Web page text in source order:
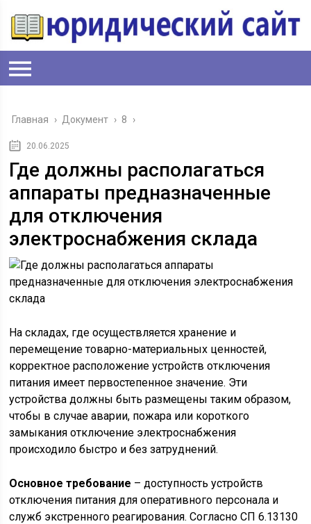
Главная › Документ › 8 ›
20.06.2025
Где должны располагаться
аппараты предназначенные
для отключения
электроснабжения склада
На складах, где осуществляется хранение и
перемещение товарно-материальных ценностей,
корректное расположение устройств отключения
питания имеет первостепенное значение. Эти
устройства должны быть размещены таким образом,
чтобы в случае аварии, пожара или короткого
замыкания отключение электроснабжения
происходило быстро и без затруднений.
Основное требование – доступность устройств
отключения питания для оперативного персонала и
служб экстренного реагирования. Согласно СП 6.13130